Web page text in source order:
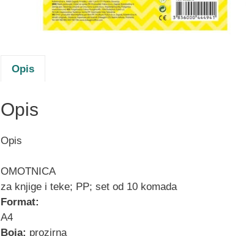
Opis
Opis
Opis
OMOTNICA
za knjige i teke; PP; set od 10 komada
Format:
A4
Boja: prozirna